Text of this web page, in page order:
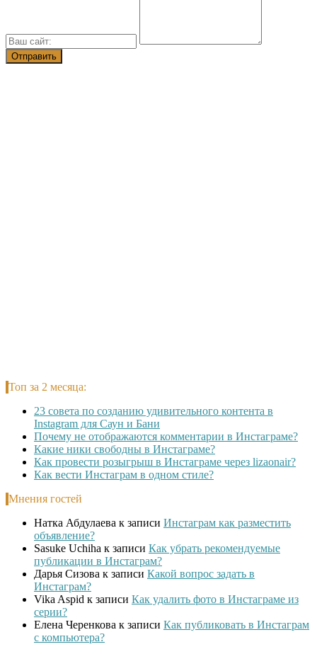
Топ за 2 месяца:
23 совета по созданию удивительного контента в
Instagram для Саун и Бани
Почему не отображаются комментарии в Инстаграме?
Какие ники свободны в Инстаграме?
Как провести розыгрыш в Инстаграме через lizaonair?
Как вести Инстаграм в одном стиле?
Мнения гостей
Натка Абдулаева к записи Инстаграм как разместить
объявление?
Sasuke Uchiha к записи Как убрать рекомендуемые
публикации в Инстаграм?
Дарья Сизова к записи Какой вопрос задать в
Инстаграм?
Vika Aspid к записи Как удалить фото в Инстаграме из
серии?
Елена Черенкова к записи Как публиковать в Инстаграм
с компьютера?